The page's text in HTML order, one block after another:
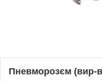
Пневморозєм (вир-